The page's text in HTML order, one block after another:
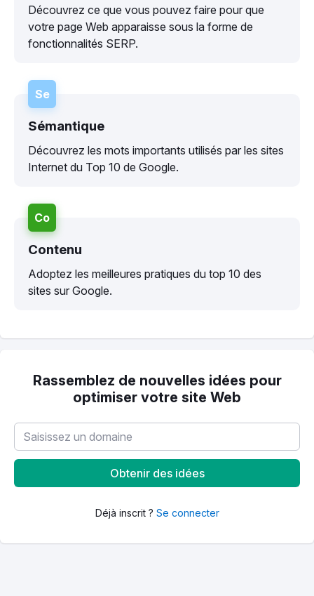
Découvrez ce que vous pouvez faire pour que
votre page Web apparaisse sous la forme de
fonctionnalités SERP.
Se
Sémantique
Découvrez les mots importants utilisés par les sites
Internet du Top 10 de Google.
Co
Contenu
Adoptez les meilleures pratiques du top 10 des
sites sur Google.
Rassemblez de nouvelles idées pour
optimiser votre site Web
Obtenir des idées
Déjà inscrit ? Se connecter